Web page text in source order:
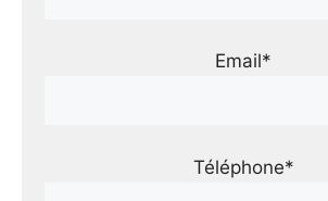
Email*
Téléphone*